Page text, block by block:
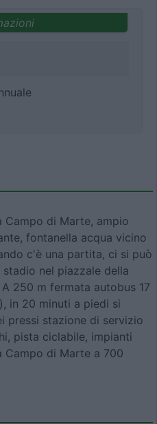
Campo di Marte, ampio
fontanella acqua vicino
c'è una partita, ci si può
nel piazzale della
250 m fermata autobus 17
in 20 minuti a piedi si
pressi stazione di servizio
pista ciclabile, impianti
di Marte a 700